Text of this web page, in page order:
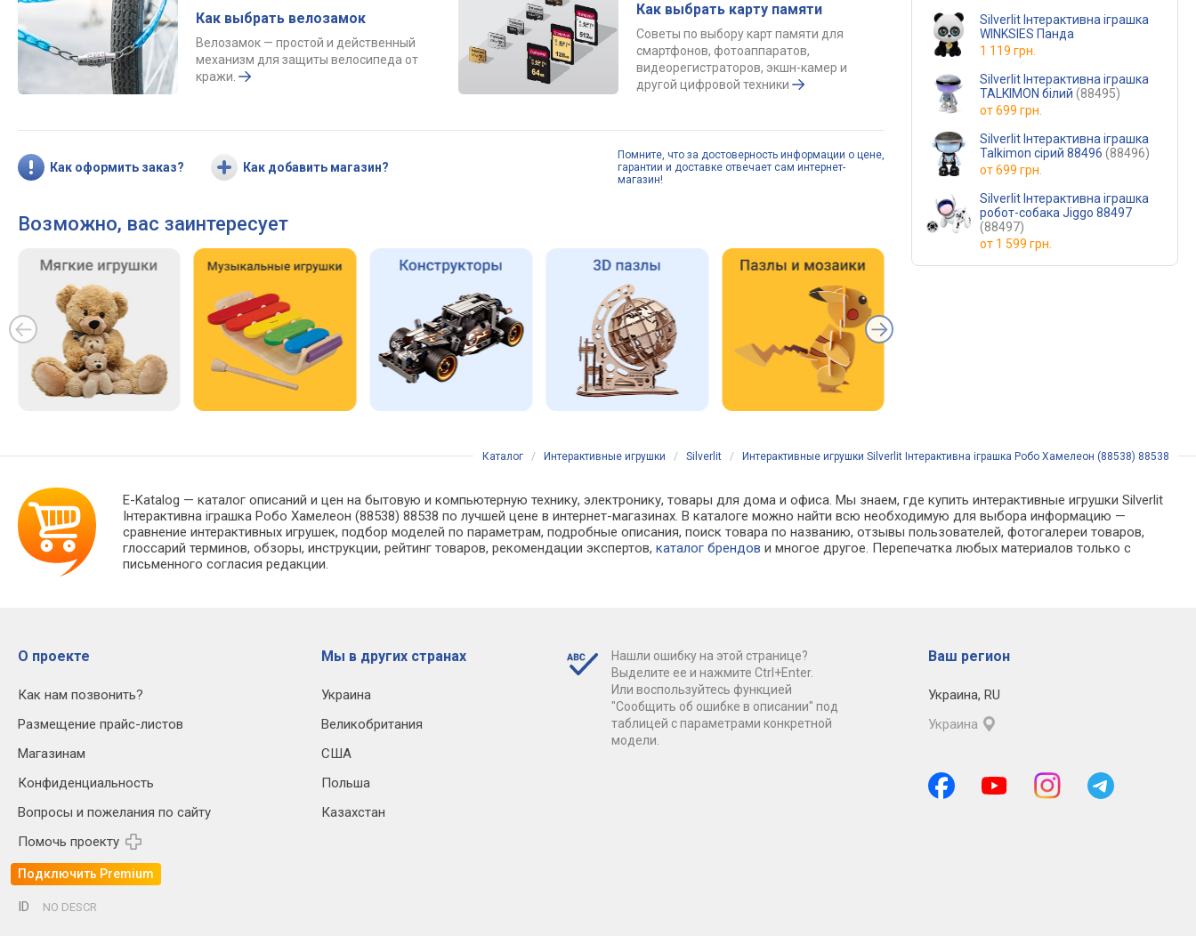
Как выбрать велозамок
Велозамок — простой и действенный
механизм для защиты велосипеда от
кражи.
Как выбрать карту памяти
Советы по выбору карт памяти для
смартфонов, фотоаппаратов,
видеорегистраторов, экшн-камер и
другой цифровой техники
Как оформить заказ? Как добавить магазин?
Помните, что за достоверность информации о цене,
гарантии и доставке отвечает сам интернет-
магазин!
Возможно, вас заинтересует
Silverlit Інтерактивна іграшка
WINKSIES Панда
1 119 грн.
Silverlit Інтерактивна іграшка
TALKIMON білий (88495)
от699 грн.
Silverlit Інтерактивна іграшка
Talkimon сірий 88496 (88496)
от699 грн.
Silverlit Інтерактивна іграшка
робот-собака Jiggo 88497
(88497)
от 1 599 грн.
Каталог / Интерактивные игрушки / Silverlit / Интерактивные игрушки Silverlit Інтерактивна іграшка Робо Хамелеон (88538) 88538
E-Katalog — каталог описаний и цен на бытовую и компьютерную технику, электронику, товары для дома и офиса. Мы знаем, где купить интерактивные игрушки Silverlit
Інтерактивна іграшка Робо Хамелеон (88538) 88538 по лучшей цене в интернет-магазинах. В каталоге можно найти всю необходимую для выбора информацию —
сравнение интерактивных игрушек, подбор моделей по параметрам, подробные описания, поиск товара по названию, отзывы пользователей, фотогалереи товаров,
глоссарий терминов, обзоры, инструкции, рейтинг товаров, рекомендации экспертов,каталог брендов и многое другое. Перепечатка любых материалов только с
письменного согласия редакции.
О проекте
Как нам позвонить?
Размещение прайс-листов
Магазинам
Конфиденциальность
Вопросы и пожелания по сайту
Помочь проекту
Подключить Premium
Мы в других странах
Украина
Великобритания
США
Польша
Казахстан
Нашли ошибку на этой странице?
Выделите ее и нажмите Ctrl+Enter.
Или воспользуйтесь функцией
"Сообщить об ошибке в описании" под
таблицей с параметрами конкретной
модели.
Ваш регион
Украина, RU
Украина
ID NO DESCR